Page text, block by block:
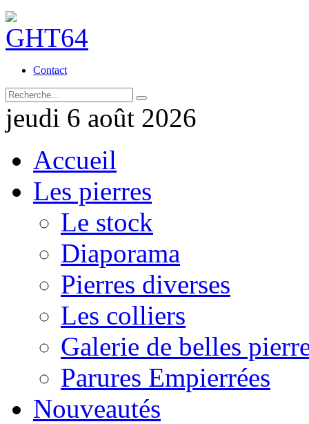
Contact
jeudi 6 août 2026
Accueil
Les pierres
Le stock
Diaporama
Pierres diverses
Les colliers
Galerie de belles
Parures Empierrées
Nouveautés